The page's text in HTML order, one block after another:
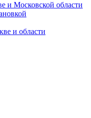
и Московской области
и области